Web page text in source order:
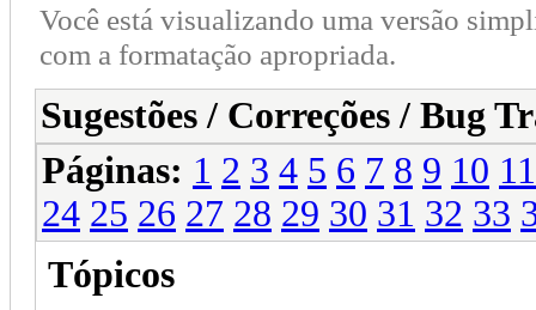
Você está visualizando uma versão
com a formatação apropriada.
Sugestões / Correções / Bug
Páginas: 1 2 3 4 5 6 7 8 9 10 11
24 25 26 27 28 29 30 31 32 33
Tópicos